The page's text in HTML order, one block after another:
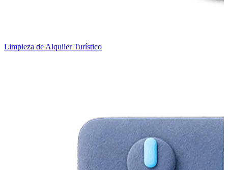
Limpieza de Alquiler Turístico